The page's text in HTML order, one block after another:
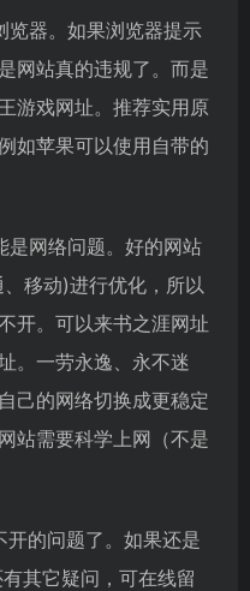
览器。如果浏览器提示
网站真的违规了。而是
游戏网址。推荐实用原
如苹果可以使用自带的
是网络问题。好的网站
移动)进行优化，所以
开。可以来书之涯网址
。一劳永逸、永不迷
己的网络切换成更稳定
站需要科学上网（不是
的问题了。如果还是
其它疑问，可在线留